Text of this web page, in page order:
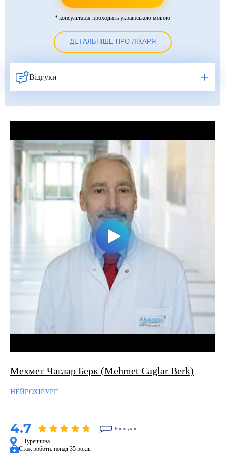
* консультація проходить українською мовою
ДЕТАЛЬНІШЕ ПРО ЛІКАРЯ
Відгуки
Мехмет Чаглар Берк (Mehmet Caglar Berk)
НЕЙРОХІРУРГ
4.7 6 відгуків
Туреччина
Стаж роботи: понад 35 років